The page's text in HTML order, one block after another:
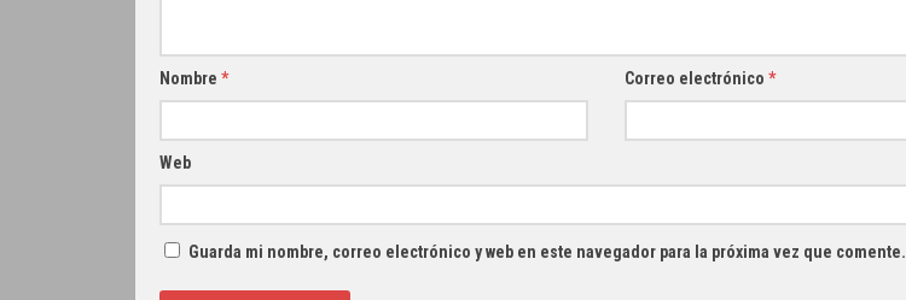
Nombre * Correo electrónico *
Web
Guarda mi nombre, correo electrónico y web en este navegador para la próxima vez que comente.